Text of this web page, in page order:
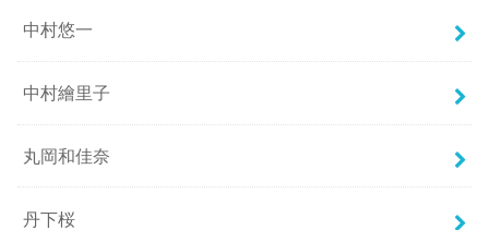
中村悠一
中村繪里子
丸岡和佳奈
丹下桜